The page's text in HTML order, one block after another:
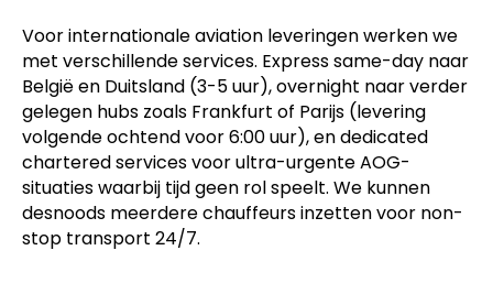
Voor internationale aviation leveringen werken we
met verschillende services. Express same-day naar
België en Duitsland (3-5 uur), overnight naar verder
gelegen hubs zoals Frankfurt of Parijs (levering
volgende ochtend voor 6:00 uur), en dedicated
chartered services voor ultra-urgente AOG-
situaties waarbij tijd geen rol speelt. We kunnen
desnoods meerdere chauffeurs inzetten voor non-
stop transport 24/7.